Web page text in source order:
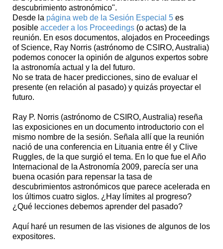
descubrimiento astronómico".
Desde la página web de la Sesión Especial 5 es
posible acceder a los Proceedings (o actas) de la
reunión. En esos documentos, alojados en Proceedings
of Science, Ray Norris (astrónomo de CSIRO, Australia)
podemos conocer la opinión de algunos expertos sobre
la astronomía actual y la del futuro.
No se trata de hacer predicciones, sino de evaluar el
presente (en relación al pasado) y quizás proyectar el
futuro.
Ray P. Norris (astrónomo de CSIRO, Australia) reseña
las exposiciones en un documento introductorio con el
mismo nombre de la sesión. Señala allí que la reunión
nació de una conferencia en Lituania entre él y Clive
Ruggles, de la que surgió el tema. En lo que fue el Año
Internacional de la Astronomía 2009, parecía ser una
buena ocasión para repensar la tasa de
descubrimientos astronómicos que parece acelerada en
los últimos cuatro siglos. ¿Hay límites al progreso?
¿Qué lecciones debemos aprender del pasado?
Aquí haré un resumen de las visiones de algunos de los
expositores.